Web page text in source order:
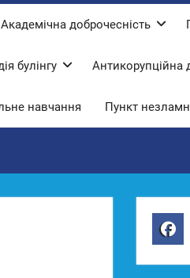
Академічна доброчесність
булiнгу Антикорупційна
навчання Пункт